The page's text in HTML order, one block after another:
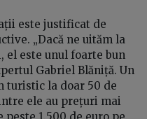
este justificat de
„Dacă ne uităm la
el este unul foarte bun
Gabriel Blăniță. Un
turistic la doar 50 de
ele au prețuri mai